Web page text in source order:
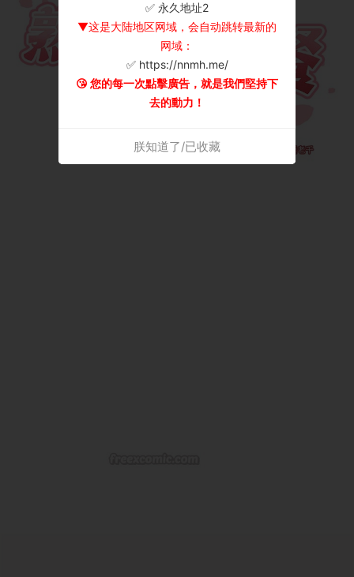
✅ 永久地址2
▼这是大陆地区网域，会自动跳转最新的
网域：
✅ https://nnmh.me/
😘 您的每一次點擊廣告，就是我們堅持下
去的動力！
朕知道了/已收藏